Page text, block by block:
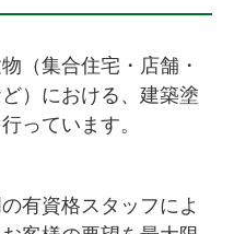
（集合住宅・店舗・
）における、建築塗
っています。
有資格スタッフによ